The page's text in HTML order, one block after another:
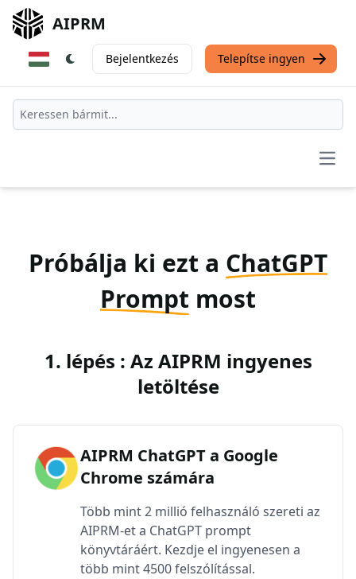
AIPRM
Bejelentkezés Telepítse ingyen
Próbálja ki ezt a ChatGPT
Prompt most
1. lépés : Az AIPRM ingyenes
letöltése
AIPRM ChatGPT a Google
Chrome számára
Több mint 2 millió felhasználó szereti az
AIPRM-et a ChatGPT prompt
könyvtáráért. Kezdje el ingyenesen a
több mint 4500 felszólítással.